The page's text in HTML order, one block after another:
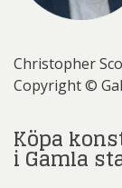
Christopher
Copyright ©
Köpa
i Gamla